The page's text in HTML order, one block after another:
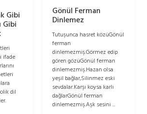
Gibi
Gibi
ifade
dil
Gönül Ferman
Dinlemez
Tutuşunca hasret közüGönül
ferman
dinlemezmiş.Görmez edip
gören gözüGönül ferman
dinlemezmiş.Hazan olsa
yeşil bağlar,Silinmez eski
sevdalar.Karşı koysa karlı
dağlarGönül ferman
dinlemezmiş.Aşk sesini ...